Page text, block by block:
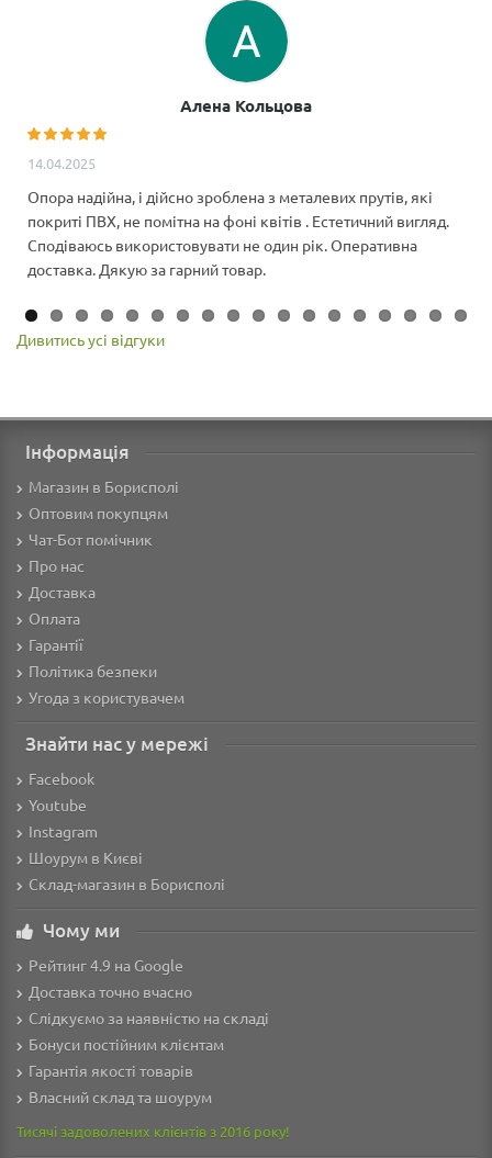
Алена Кольцова
14.04.2025
Опора надійна, і дійсно зроблена з металевих прутів, які
покриті ПВХ, не помітна на фоні квітів . Естетичний вигляд.
Сподіваюсь використовувати не один рік. Оперативна
доставка. Дякую за гарний товар.
Дивитись усі відгуки
Інформація
Магазин в Борисполі
Оптовим покупцям
Чат-Бот помічник
Про нас
Доставка
Оплата
Гарантії
Політика безпеки
Угода з користувачем
Знайти нас у мережі
Facebook
Youtube
Instagram
Шоурум в Києві
Склад-магазин в Борисполі
Чому ми
Рейтинг 4.9 на Google
Доставка точно вчасно
Слідкуємо за наявністю на складі
Бонуси постійним клієнтам
Гарантія якості товарів
Власний склад та шоурум
Тисячі задоволених клієнтів з 2016 року!